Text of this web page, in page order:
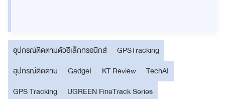
อุปกรณ์ติดตามตัวอิเล็กทรอนิกส์
GPSTracking
อุปกรณ์ติดตาม
Gadget KT Review
TechAI
GPS Tracking
UGREEN FineTrack Series